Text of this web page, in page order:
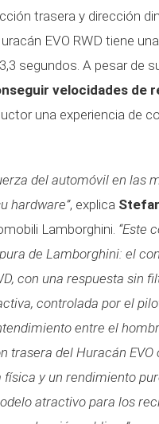
trasera y dirección
EVO RWD tiene
segundos. A pesar de
velocidades de
una experiencia de
del automóvil en las
hardware”, explica
Lamborghini. “Este
de Lamborghini: el
con una respuesta sin
controlada por el
entre el
trasera del Huracán EVO
y un rendimiento
atractivo para los